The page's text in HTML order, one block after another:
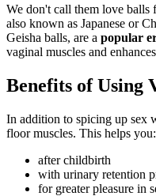
We don't call them love balls
also known as Japanese or
Geisha balls, are a popular
vaginal muscles and
Benefits of Using
In addition to spicing up sex
floor muscles. This helps you:
after childbirth
with urinary retention
for greater pleasure in